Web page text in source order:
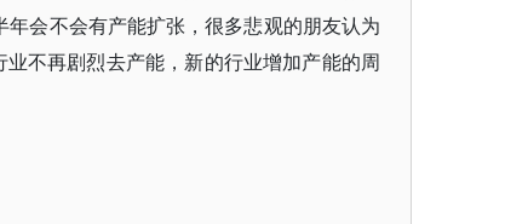
会不会有产能扩张，很多悲观的朋友认为
不再剧烈去产能，新的行业增加产能的周